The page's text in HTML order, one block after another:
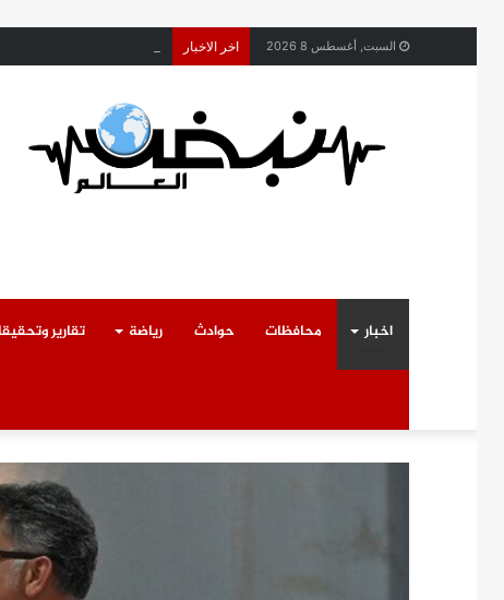
السبت, أغسطس 8 2026 اخر الاخبار
اخبار محافظات حوادث رياضة تقارير